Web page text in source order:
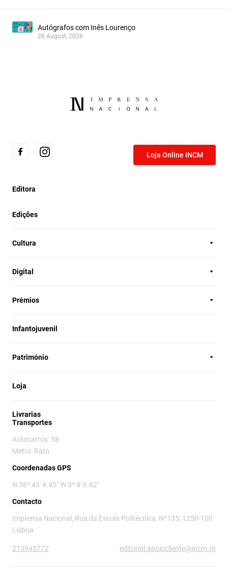
Autógrafos com Inês Lourenço
26 August, 2026
Loja Online INCM
Editora
Edições
Cultura
Digital
Prémios
Infantojuvenil
Património
Loja
Livrarias
Transportes
Autocarros: 58
Metro: Rato
Coordenadas GPS
N 38º 43' 4.45" W 9º 9' 6.62"
Contacto
Imprensa Nacional, Rua da Escola Politécnica, Nº135, 1250-100
Lisboa
213945772 editorial.apoiocliente@incm.pt